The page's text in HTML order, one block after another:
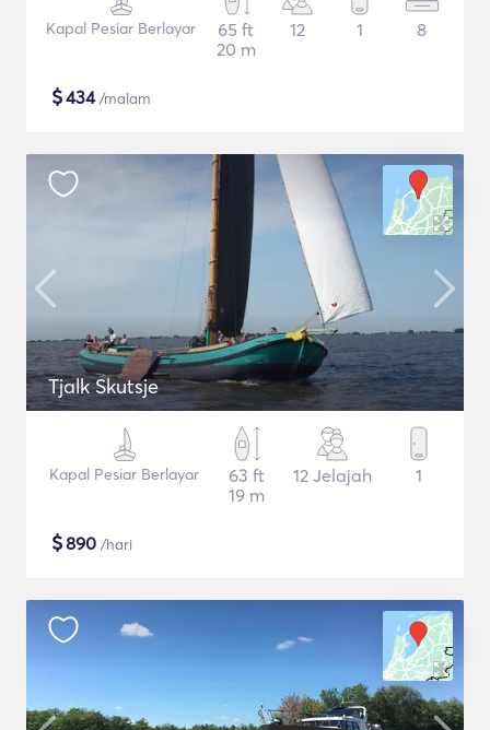
Kapal Pesiar Berlayar
65 ft
20 m
12 1 8
$434/malam
Tjalk Skutsje
Kapal Pesiar Berlayar
63 ft
19 m
12 Jelajah 1
$890 /hari